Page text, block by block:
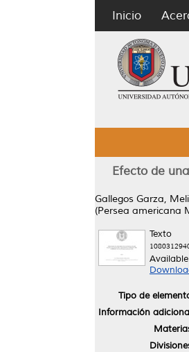
Inicio
Efecto de
Gallegos Garza,
(Persea americana
Texto
Tipo de
Información